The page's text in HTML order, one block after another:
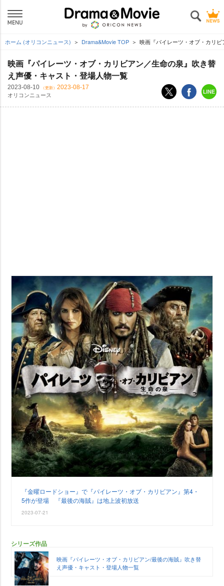
ホーム (オリコンニュース) Drama&Movie TOP 映画『パイレーツ・オブ・カリ
映画『パイレーツ・オブ・カリビアン／生命の泉』吹き替
え声優・キャスト・登場人物一覧
2023-08-10 （更新） 2023-08-17
オリコンニュース
『金曜ロードショー』で『パイレーツ・オブ・カリビアン』第4・
5作が登場 『最後の海賊』は地上波初放送
2023-07-21
シリーズ作品
映画『パイレーツ・オブ・カリビアン/最後の海賊』吹き替
え声優・キャスト・登場人物一覧